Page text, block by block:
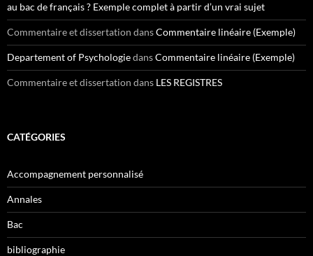
au bac de français ? Exemple complet à partir d’un vrai sujet
Commentaire et dissertation dansCommentaire linéaire (Exemple)
Departement of PsychologiedansCommentaire linéaire (Exemple)
Commentaire et dissertation dans LES REGISTRES
CATÉGORIES
Accompagnement personnalisé
Annales
Bac
bibliographie